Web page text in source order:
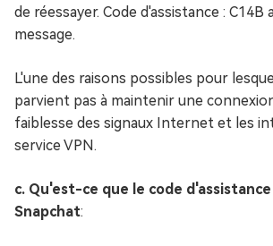
de réessayer. Code d'assistance : C14B
message.
L'une des raisons possibles pour
parvient pas à maintenir une
faiblesse des signaux Internet et les
service VPN.
c. Qu'est-ce que le code
Snapchat: